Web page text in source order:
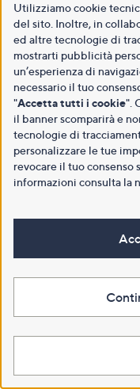
Utilizziamo cookie
del sito. Inoltre, in
ed altre tecnologie di
mostrarti pubblicità
un’esperienza di
necessario il tuo
"Accetta tutti i cookie".
il banner scomparirà e
tecnologie di
personalizzare le tue
revocare il tuo consenso
informazioni consulta la